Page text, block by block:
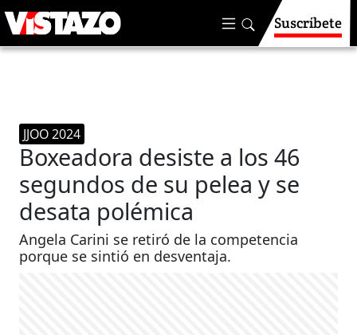
Suscríbete
JJOO 2024
Boxeadora desiste a los 46
segundos de su pelea y se
desata polémica
Angela Carini se retiró de la competencia
porque se sintió en desventaja.